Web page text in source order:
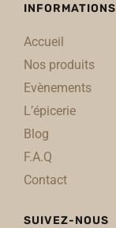
INFORMATIONS
Accueil
Nos produits
Evènements
L’épicerie
Blog
F.A.Q
Contact
SUIVEZ-NOUS